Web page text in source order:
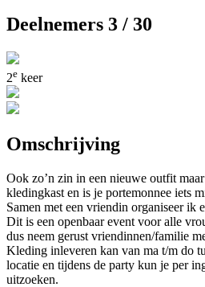
Deelnemers 3 / 30
2e keer
Omschrijving
Ook zo’n zin in een nieuwe outfit
kledingkast en is je portemonnee iets
Samen met een vriendin organiseer ik
Dit is een openbaar event voor alle
dus neem gerust vriendinnen/familie
Kleding inleveren kan van ma t/m do
locatie en tijdens de party kun je per
uitzoeken.